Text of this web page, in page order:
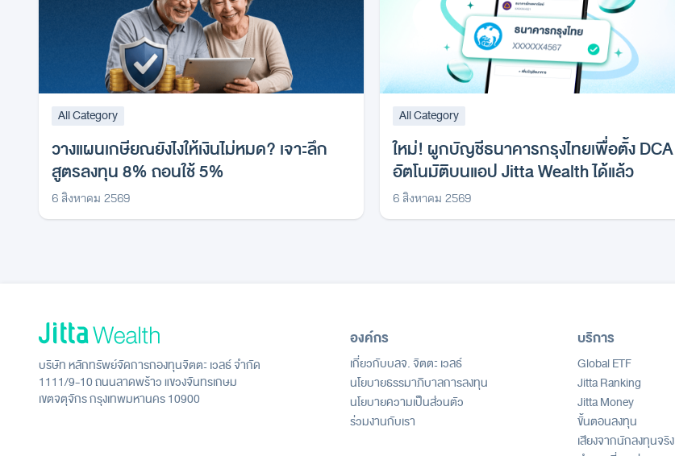
All Category
วางแผนเกษียณยังไงให้เงินไม่หมด? เจาะลึก
สูตรลงทุน 8% ถอนใช้ 5%
6 สิงหาคม 2569
All Category
ใหม่! ผูกบัญชีธนาคารกรุงไทยเพื่อตั้ง DCA
อัตโนมัติบนแอป Jitta Wealth ได้แล้ว
6 สิงหาคม 2569
บริษัท หลักทรัพย์จัดการกองทุนจิตตะ เวลธ์ จำกัด
1111/9-10 ถนนลาดพร้าว แขวงจันทรเกษม
เขตจตุจักร กรุงเทพมหานคร 10900
องค์กร
เกี่ยวกับบลจ. จิตตะ เวลธ์
นโยบายธรรมาภิบาลการลงทุน
นโยบายความเป็นส่วนตัว
ร่วมงานกับเรา
บริการ
Global ETF
Jitta Ranking
Jitta Money
ขั้นตอนลงทุน
เสียงจากนักลงทุนจริง